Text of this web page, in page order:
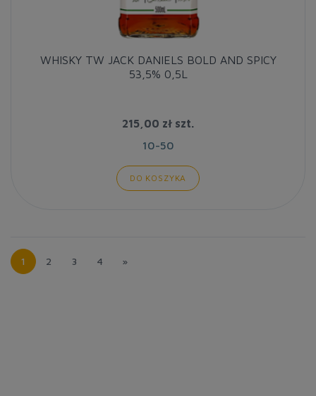
WHISKY TW JACK DANIELS BOLD AND SPICY
53,5% 0,5L
215,00 zł szt.
10-50
DO KOSZYKA
1 2 3 4 »